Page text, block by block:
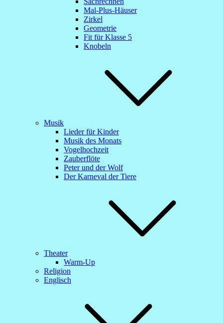
Mal-Plus-Häuser
Zirkel
Geometrie
Fit für Klasse 5
Knobeln
Musik
Lieder für Kinder
Musik des Monats
Vogelhochzeit
Zauberflöte
Peter und der Wolf
Der Karneval der Tiere
Theater
Warm-Up
Religion
Englisch